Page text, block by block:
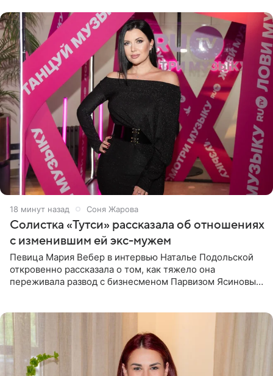
18 минут назад Соня Жарова
Солистка «Тутси» рассказала об отношениях
с изменившим ей экс-мужем
Певица Мария Вебер в интервью Наталье Подольской
откровенно рассказала о том, как тяжело она
переживала развод с бизнесменом Парвизом Ясиновым.